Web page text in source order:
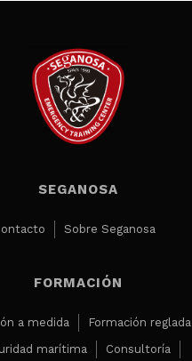
SEGANOSA
Sobre Seganosa
FORMACIÓN
a medida
Formación reglada
marítima
Consultoría